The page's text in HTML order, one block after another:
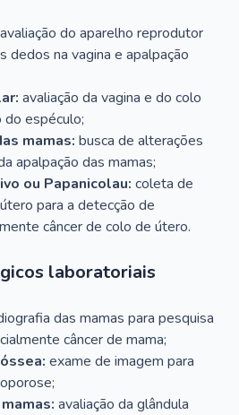
avaliação do aparelho reprodutor
dedos na vagina e apalpação
avaliação da vagina e do colo
espéculo;
mamas: busca de alterações
apalpação das mamas;
ou Papanicolau: coleta de
para a detecção de
câncer de colo de útero.
laboratoriais
das mamas para pesquisa
câncer de mama;
exame de imagem para
avaliação da glândula